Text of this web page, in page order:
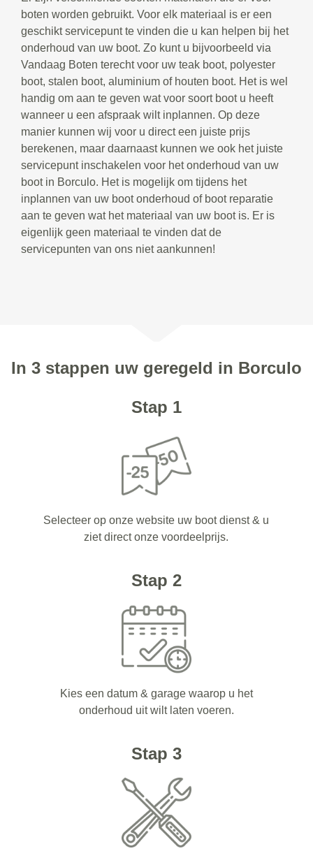
boten worden gebruikt. Voor elk materiaal is er een
geschikt servicepunt te vinden die u kan helpen bij het
onderhoud van uw boot. Zo kunt u bijvoorbeeld via
Vandaag Boten terecht voor uw teak boot, polyester
boot, stalen boot, aluminium of houten boot. Het is wel
handig om aan te geven wat voor soort boot u heeft
wanneer u een afspraak wilt inplannen. Op deze
manier kunnen wij voor u direct een juiste prijs
berekenen, maar daarnaast kunnen we ook het juiste
servicepunt inschakelen voor het onderhoud van uw
boot in Borculo. Het is mogelijk om tijdens het
inplannen van uw boot onderhoud of boot reparatie
aan te geven wat het materiaal van uw boot is. Er is
eigenlijk geen materiaal te vinden dat de
servicepunten van ons niet aankunnen!
In 3 stappen uw geregeld in Borculo
Stap 1
Selecteer op onze website uw boot dienst & u
ziet direct onze voordeelprijs.
Stap 2
Kies een datum & garage waarop u het
onderhoud uit wilt laten voeren.
Stap 3